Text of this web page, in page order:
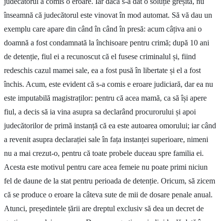
înseamnă că judecătorul este vinovat în mod automat. Să vă dau un
exemplu care apare din când în când în presă: acum câțiva ani o
doamnă a fost condamnată la închisoare pentru crimă; după 10 ani
de detenție, fiul ei a recunoscut că el fusese criminalul și, fiind
redeschis cazul mamei sale, ea a fost pusă în libertate și el a fost
închis. Acum, este evident că s-a comis e eroare judiciară, dar ea nu
este imputabilă magistraților: pentru că acea mamă, ca să își apere
fiul, a decis să ia vina asupra sa declarând procurorului și apoi
judecătorilor de primă instanță că ea este autoarea omorului; iar când
a revenit asupra declarației sale în fața instanței superioare, nimeni
nu a mai crezut-o, pentru că toate probele duceau spre familia ei.
Acesta este motivul pentru care acea femeie nu poate primi niciun
fel de daune de la stat pentru perioada de detenție. Oricum, să zicem
că se produce o eroare la câteva sute de mii de dosare penale anual.
Atunci, președintele țării are dreptul exclusiv să dea un decret de